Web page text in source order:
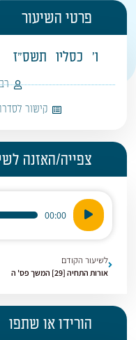
פרטי השיעור
ו' כסליו תשס"ז
קישור
צפייה/האזנה
נגן
אודיו
00:00
לשיעור הקודם
אורות התחיה [29] המשך פס' ה
הורידו או שתפו